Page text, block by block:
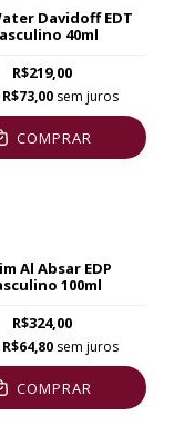
Davidoff EDT
40ml
R$219,00
R$73,00 sem juros
COMPRAR
Al Absar EDP
100ml
R$324,00
R$64,80 sem juros
COMPRAR